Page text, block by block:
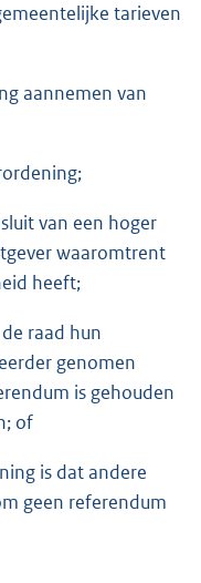
tarieven
aannemen van
van een hoger
waaromtrent
heeft;
raad hun
genomen
is gehouden
of
is dat andere
geen referendum